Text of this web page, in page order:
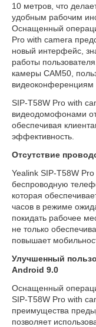
10 метров, что
удобным рабочим
Оснащенный
Pro with camera
новый интерфейс,
работы
камеры CAM50,
видеоконференциям
SIP-T58W Pro with
видеодомофонами
обеспечивая
эффективность.
Отсутствие
Yealink SIP-T58W
беспроводную
которая
часов в режиме
покидать рабочее
не только
повышает
Улучшенный
Android 9.0
Оснащенный
SIP-T58W Pro with
преимущества
позволяет